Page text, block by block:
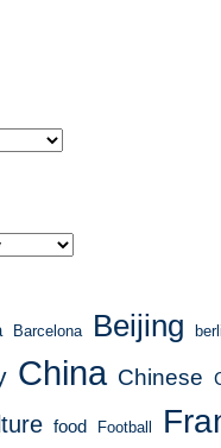
Barcelona Beijing
China Chinese
food Football